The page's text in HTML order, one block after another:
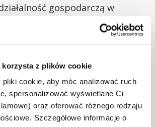
korzysta z plików cookie
cookie, aby móc analizować ruch
spersonalizować wyświetlane Ci
oraz oferować różnego rodzaju
Szczegółowe informacje o
gospodarczą w
artykuły z